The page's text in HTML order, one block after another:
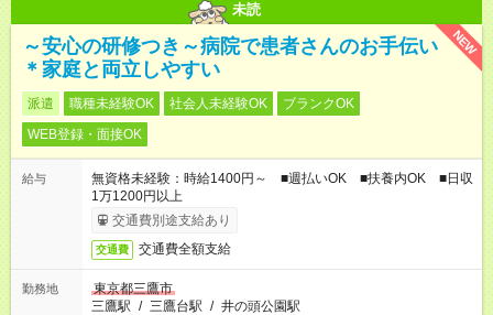
未読
NEW
～安心の研修つき～病院で患者さんのお手伝い
＊家庭と両立しやすい
派遣 職種未経験OK 社会人未経験OK
ブランクOK
WEB登録・面接OK
給与
無資格未経験：時給1400円～ ■週払いOK ■扶養内OK ■日収
1万1200円以上
交通費別途支給あり
交通費 交通費全額支給
勤務地
東京都三鷹市
三鷹駅 / 三鷹台駅 / 井の頭公園駅